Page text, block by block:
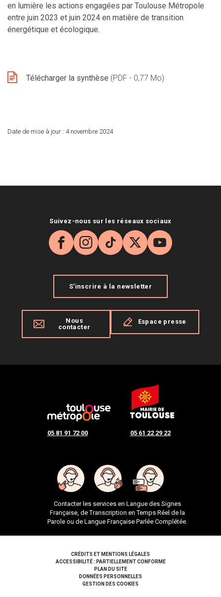
en lumière les actions engagées par Toulouse Métropole
entre juin 2023 et juin 2024 en matière de transition
énergétique et écologique.
Télécharger la synthèse (PDF - 0,77 Mo)
Date de mise à jour : 4 novembre 2024
05 81 91 72 00 05 61 22 29 22
Contacter les services en Langue des Signes
Française, de Transcription en Temps Réel de la
Parole ou de Langue Française Parlée Complétée.
Suivez-nous sur les réseaux sociaux
Facebook
Instagram
TikTok
X YouTube
S'inscrire à la newsletter
Nous
contacter
Espace presse
Pied de pageCRÉDITS ET MENTIONS LÉGALES
ACCESSIBILITÉ : PARTIELLEMENT CONFORME
PLAN DU SITE
DONNÉES PERSONNELLES
GESTION DES COOKIES